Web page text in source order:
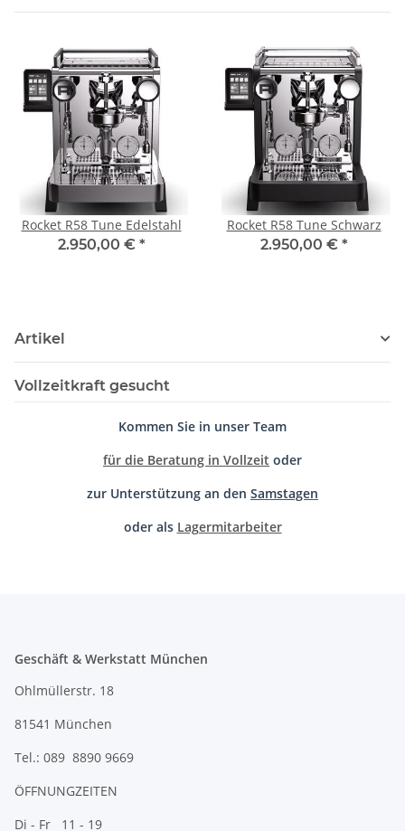
Rocket R58 Tune Edelstahl
2.950,00 € *
Rocket R58 Tune Schwarz
2.950,00 € *
Artikel
Vollzeitkraft gesucht
Kommen Sie in unser Team
für die Beratung in Vollzeit oder
zur Unterstützung an den Samstagen
oder als Lagermitarbeiter
Geschäft & Werkstatt München
Ohlmüllerstr. 18
81541 München
Tel.: 089 8890 9669
ÖFFNUNGZEITEN
Di - Fr 11 - 19